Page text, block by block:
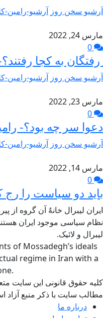
آرشیو سخن روز آرشیو-رامین-
مارس 24, 2022
رفتگان به کجا
آرشیو سخن روز آرشیو-رامین-
مارس 23, 2022
دعوا سر چه بود؟-
آرشیو سخن روز آرشیو-رامین-
مارس 14, 2022
باید دو سیاست را رج
ایران لیبرال خانهٌ آن گروه از
نظام سیاسی موجود ایران
لیبرال و لائیک.
of Mossadegh’s ideals
regime in Iran with a
مطالب سایت با ذکر منبع آزاد
درباره ما